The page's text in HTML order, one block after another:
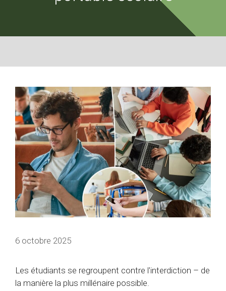
6 octobre 2025
Les étudiants se regroupent contre l'interdiction – de
la manière la plus millénaire possible.